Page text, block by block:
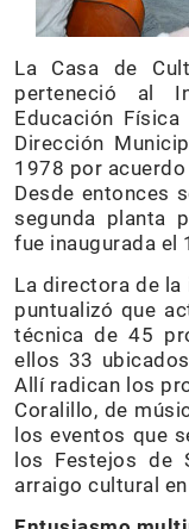
La Casa de
perteneció al
Educación
Dirección
1978 por
Desde entonces
segunda planta
fue inaugurada el
La directora de la
puntualizó que
técnica de 45
ellos 33
Allí radican los
Coralillo, de
los eventos que
los Festejos de
arraigo cultural